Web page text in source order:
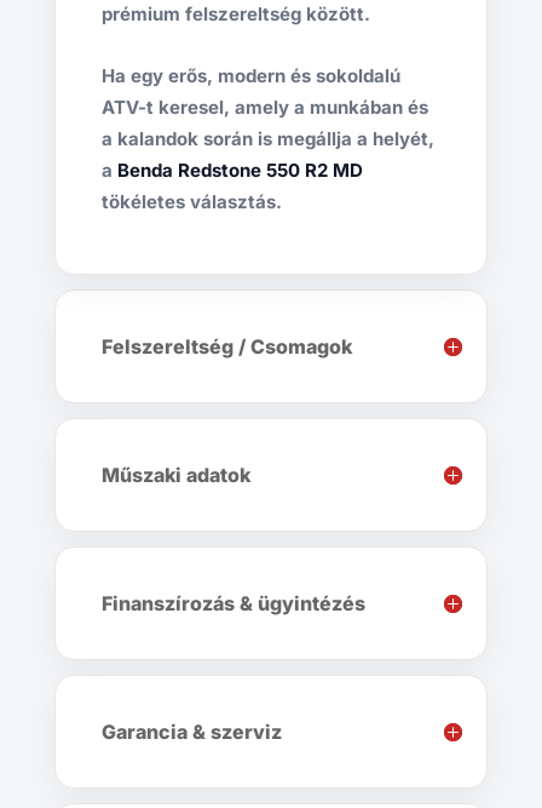
prémium felszereltség között.
Ha egy erős, modern és sokoldalú
ATV-t keresel, amely a munkában és
a kalandok során is megállja a helyét,
a Benda Redstone 550 R2 MD
tökéletes választás.
Felszereltség / Csomagok
Műszaki adatok
Finanszírozás & ügyintézés
Garancia & szerviz